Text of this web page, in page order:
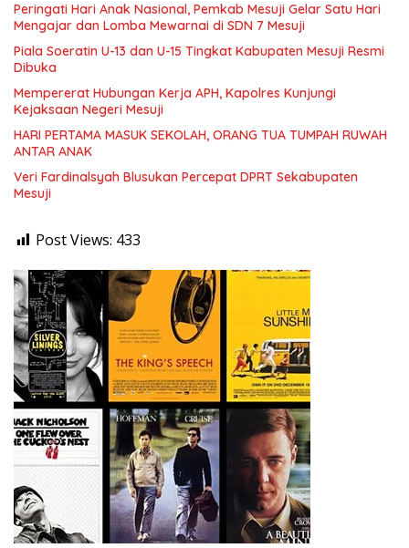
Peringati Hari Anak Nasional, Pemkab Mesuji Gelar Satu Hari
Mengajar dan Lomba Mewarnai di SDN 7 Mesuji
Piala Soeratin U-13 dan U-15 Tingkat Kabupaten Mesuji Resmi
Dibuka
Mempererat Hubungan Kerja APH, Kapolres Kunjungi
Kejaksaan Negeri Mesuji
HARI PERTAMA MASUK SEKOLAH, ORANG TUA TUMPAH RUWAH
ANTAR ANAK
Veri Fardinalsyah Blusukan Percepat DPRT Sekabupaten
Mesuji
Post Views: 433